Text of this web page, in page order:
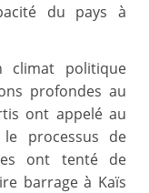
du pays à
climat politique
profondes au
ont appelé au
processus de
ont tenté de
barrage à Kaïs